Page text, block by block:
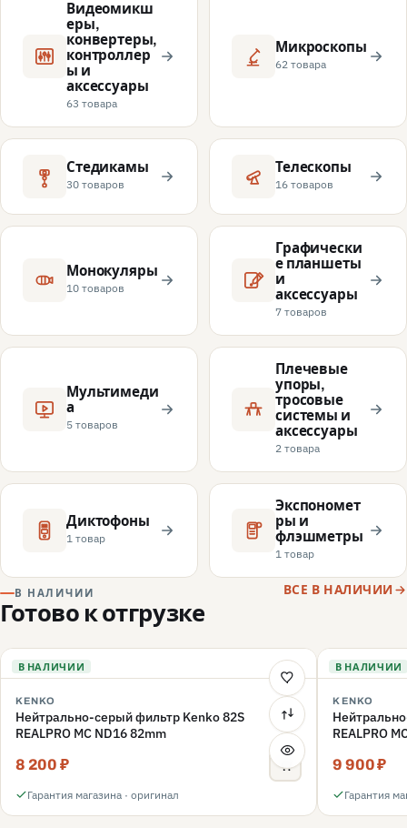
Видеомикш
еры,
конвертеры,
контроллер
ы и
аксессуары
63 товара
Микроскопы
62 товара
Стедикамы
30 товаров
Телескопы
16 товаров
Монокуляры
10 товаров
Графически
е планшеты
и
аксессуары
7 товаров
Мультимеди
а
5 товаров
Плечевые
упоры,
тросовые
системы и
аксессуары
2 товара
Диктофоны
1 товар
Экспономет
ры и
флэшметры
1 товар
В НАЛИЧИИ
Готово к отгрузке
ВСЕ В НАЛИЧИИ
В НАЛИЧИИ
KENKO
Нейтрально-серый фильтр Kenko 82S
REALPRO MC ND16 82mm
8 200 ₽
Гарантия магазина · оригинал
В НАЛИЧИИ
KENKO
REALPRO
9 900 ₽
Гарантия